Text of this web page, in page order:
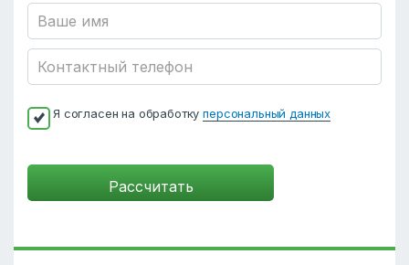
Я согласен на обработкуперсональный данных